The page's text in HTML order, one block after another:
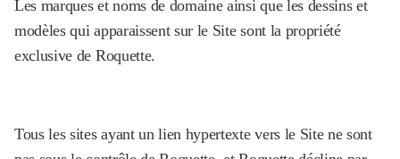
Les marques et noms de domaine ainsi que les dessins et
modèles qui apparaissent sur le Site sont la propriété
exclusive de Roquette.
Tous les sites ayant un lien hypertexte vers le Site ne sont